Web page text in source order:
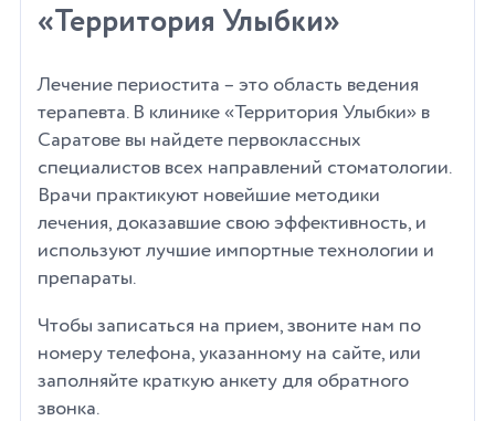
«Территория Улыбки»
Лечение периостита – это область ведения
терапевта. В клинике «Территория Улыбки» в
Саратове вы найдете первоклассных
специалистов всех направлений стоматологии.
Врачи практикуют новейшие методики
лечения, доказавшие свою эффективность, и
используют лучшие импортные технологии и
препараты.
Чтобы записаться на прием, звоните нам по
номеру телефона, указанному на сайте, или
заполняйте краткую анкету для обратного
звонка.